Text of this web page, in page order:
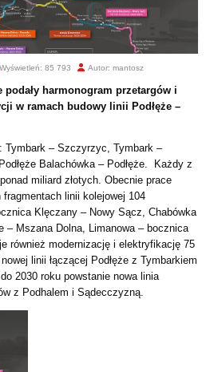
Wyświetleń: 85 793 Autor: mantosz
harmonogram przetargów i
w ramach budowy linii Podłęże –
Tymbark – Szczyrzyc, Tymbark –
Balachówka – Podłęże. Każdy z
miliard złotych. Obecnie prace
linii kolejowej 104
Klęczany – Nowy Sącz, Chabówka
– Mszana Dolna, Limanowa – bocznica
również modernizację i elektryfikację 75
linii łączącej Podłęże z Tymbarkiem
2030 roku powstanie nowa linia
z Podhalem i Sądecczyzną.